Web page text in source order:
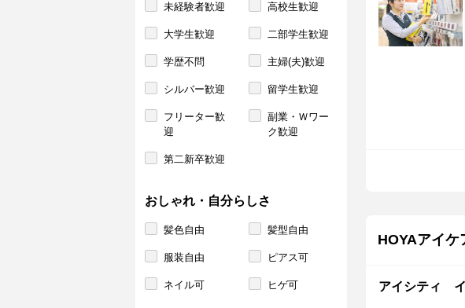
未経験者歓迎 高校生歓迎
大学生歓迎 二部学生歓迎
学歴不問 主婦(夫)歓迎
シルバー歓迎 留学生歓迎
フリーター歓
迎
副業・Ｗワー
ク歓迎
第二新卒歓迎
おしゃれ・自分らしさ
髪色自由 髪型自由
服装自由 ピアス可
ネイル可 ヒゲ可
HOYAアイケ
アイシティ